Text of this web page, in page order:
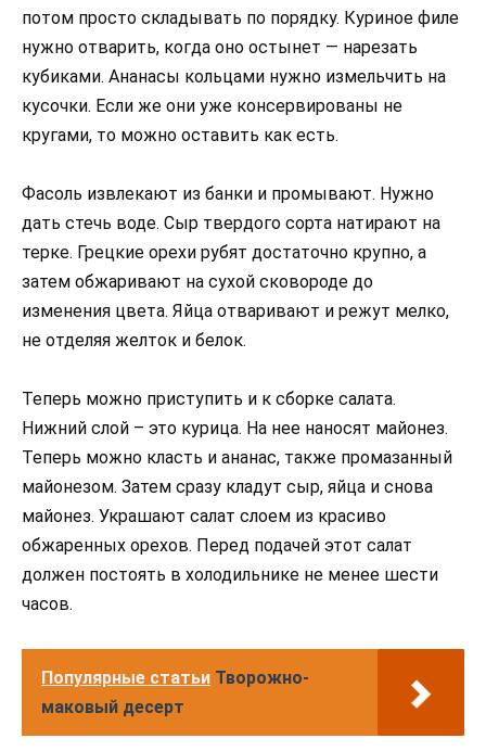
потом просто складывать по порядку. Куриное филе
нужно отварить, когда оно остынет — нарезать
кубиками. Ананасы кольцами нужно измельчить на
кусочки. Если же они уже консервированы не
кругами, то можно оставить как есть.
Фасоль извлекают из банки и промывают. Нужно
дать стечь воде. Сыр твердого сорта натирают на
терке. Грецкие орехи рубят достаточно крупно, а
затем обжаривают на сухой сковороде до
изменения цвета. Яйца отваривают и режут мелко,
не отделяя желток и белок.
Теперь можно приступить и к сборке салата.
Нижний слой – это курица. На нее наносят майонез.
Теперь можно класть и ананас, также промазанный
майонезом. Затем сразу кладут сыр, яйца и снова
майонез. Украшают салат слоем из красиво
обжаренных орехов. Перед подачей этот салат
должен постоять в холодильнике не менее шести
часов.
Популярные статьи Творожно-
маковый десерт